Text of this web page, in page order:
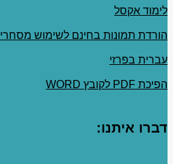
לימוד אקסל
הורדת תמונות בחינם לשימוש מסחרי
עברית בפרזי
הפיכת PDF לקובץ WORD
דברו איתנו: